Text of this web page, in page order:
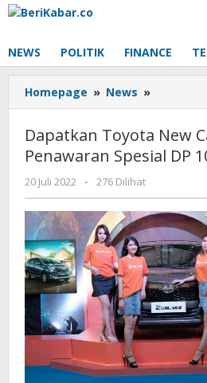
Lewati
NEWS POLITIK FINANCE
Homepage » News »
Toyota
Calya
dengan
DP
10
Persen
Dapatkan Toyota New
Penawaran Spesial DP
20 Juli 2022
oleh
Beri
Kabar
- 276 Dilihat